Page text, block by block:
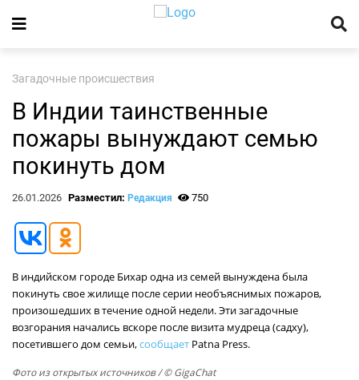
Загадочные происшествия
В Индии таинственные
пожары вынуждают семью
покинуть дом
26.01.2026 Разместил: Редакция 750
В индийском городе Бихар одна из семей вынуждена была
покинуть свое жилище после серии необъяснимых пожаров,
произошедших в течение одной недели. Эти загадочные
возгорания начались вскоре после визита мудреца (садху),
посетившего дом семьи,сообщает Patna Press.
Фото из открытых источников/ © GigaChat